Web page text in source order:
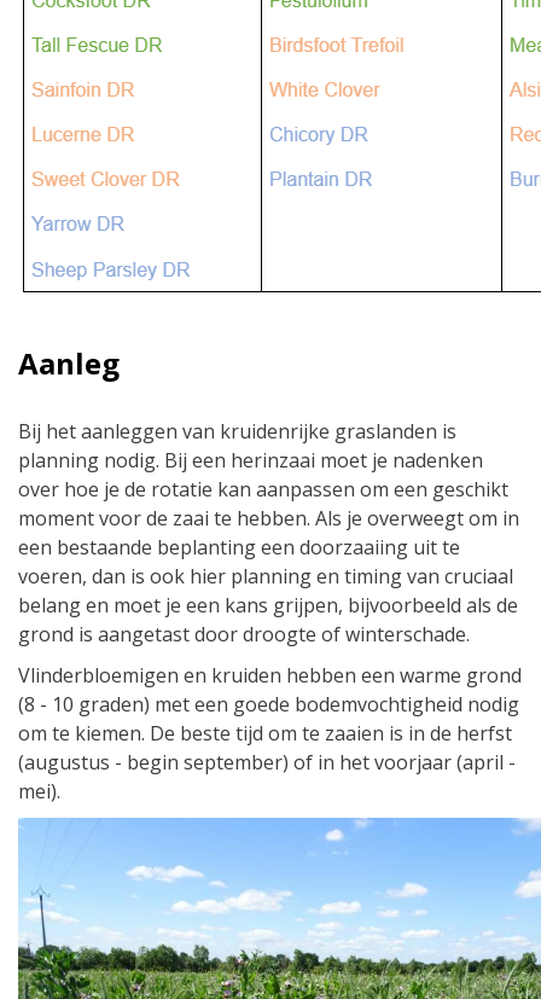
Aanleg
Bij het aanleggen van kruidenrijke graslanden is
planning nodig. Bij een herinzaai moet je nadenken
over hoe je de rotatie kan aanpassen om een geschikt
moment voor de zaai te hebben. Als je overweegt om in
een bestaande beplanting een doorzaaiing uit te
voeren, dan is ook hier planning en timing van cruciaal
belang en moet je een kans grijpen, bijvoorbeeld als de
grond is aangetast door droogte of winterschade.
Vlinderbloemigen en kruiden hebben een warme grond
(8 - 10 graden) met een goede bodemvochtigheid nodig
om te kiemen. De beste tijd om te zaaien is in de herfst
(augustus - begin september) of in het voorjaar (april -
mei).